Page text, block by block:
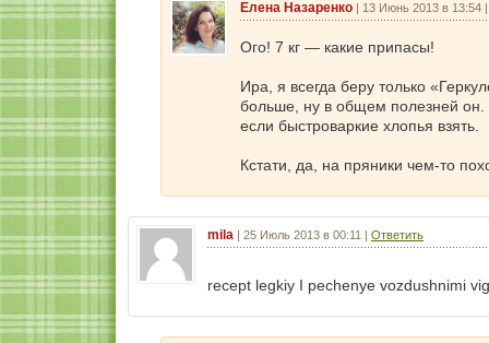
Елена Назаренко 13 Июнь 2013 в 13:54
Ого! 7 кг — какие припасы!
Ира, я всегда беру только
больше, ну в общем полезней он.
если быстроваркие хлопья взять.
Кстати, да, на пряники чем-то
mila 25 Июль 2013 в 00:11 Ответить
recept legkiy I pechenye vozdushnimi